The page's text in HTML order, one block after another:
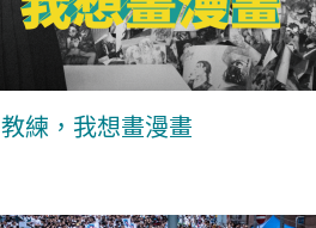
教練，我想畫漫畫